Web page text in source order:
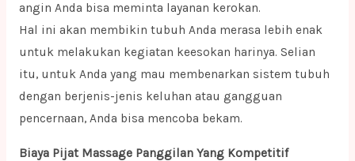
angin Anda bisa meminta layanan kerokan.
Hal ini akan membikin tubuh Anda merasa lebih enak
untuk melakukan kegiatan keesokan harinya. Selian
itu, untuk Anda yang mau membenarkan sistem tubuh
dengan berjenis-jenis keluhan atau gangguan
pencernaan, Anda bisa mencoba bekam.
Biaya Pijat Massage Panggilan Yang Kompetitif